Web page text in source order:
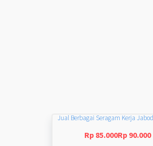
Jual Berbagai Seragam Kerja
Rp 85.000Rp 90.000